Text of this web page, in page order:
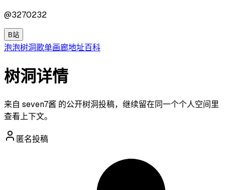
@3270232
B站
泡泡树洞歌单画廊地址百科
树洞详情
来自 seven7酱 的公开树洞投稿，继续留在同一个个人空间里
查看上下文。
匿名投稿